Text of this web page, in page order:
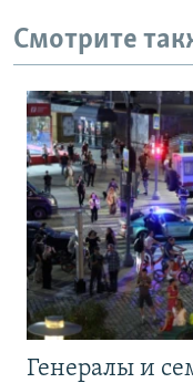
Смотрите
Генералы и